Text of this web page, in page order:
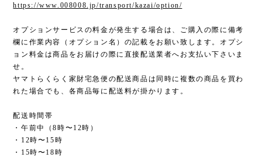
https://www.008008.jp/transport/kazai/option/
オプションサービスの料金が発生する場合は、ご購入の際に備考
欄に作業内容（オプション名）の記載をお願い致します。オプシ
ョン料金は商品をお届けの際に直接配送業者へお支払い下さいま
せ。
ヤマトらくらく家財宅急便の配送商品は同時に複数の商品を買わ
れた場合でも、各商品毎に配送料が掛かります。
配送時間帯
・午前中（8時〜12時）
・12時〜15時
・15時〜18時